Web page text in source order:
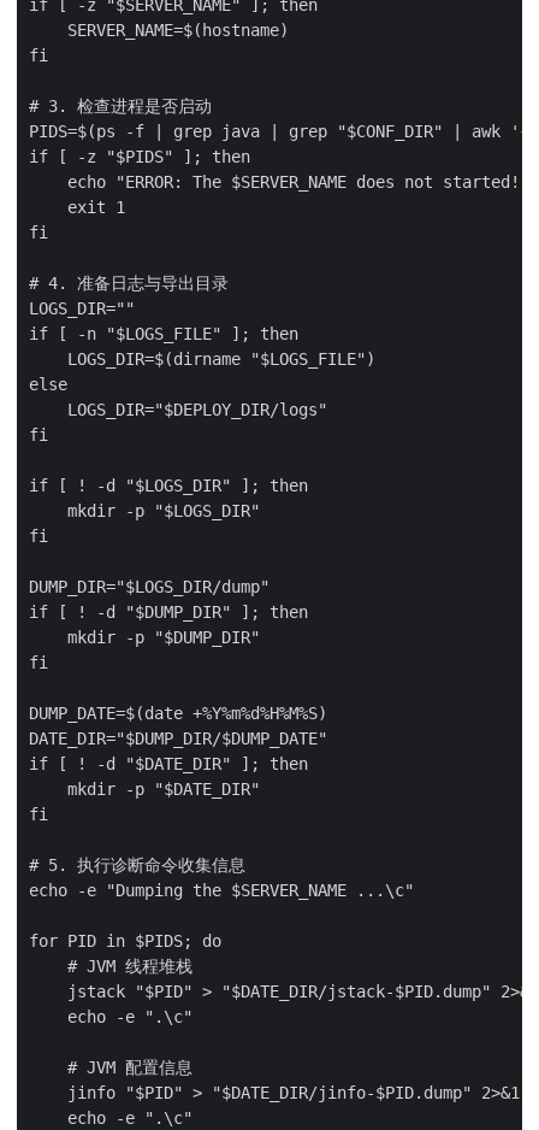
if [ -z "$SERVER_NAME" ]; then
    SERVER_NAME=$(hostname)
fi
# 3. 检查进程是否启动
PIDS=$(ps -f | grep java | grep "$CONF_DIR" | awk
if [ -z "$PIDS" ]; then
    echo "ERROR: The $SERVER_NAME does not started!"
    exit 1
fi
# 4. 准备日志与导出目录
LOGS_DIR=""
if [ -n "$LOGS_FILE" ]; then
    LOGS_DIR=$(dirname "$LOGS_FILE")
else
    LOGS_DIR="$DEPLOY_DIR/logs"
fi
if [ ! -d "$LOGS_DIR" ]; then
    mkdir -p "$LOGS_DIR"
fi
DUMP_DIR="$LOGS_DIR/dump"
if [ ! -d "$DUMP_DIR" ]; then
    mkdir -p "$DUMP_DIR"
fi
DUMP_DATE=$(date +%Y%m%d%H%M%S)
DATE_DIR="$DUMP_DIR/$DUMP_DATE"
if [ ! -d "$DATE_DIR" ]; then
    mkdir -p "$DATE_DIR"
fi
# 5. 执行诊断命令收集信息
echo -e "Dumping the $SERVER_NAME ...\c"
for PID in $PIDS; do
    # JVM 线程堆栈
    jstack "$PID" > "$DATE_DIR/jstack-$PID.dump" 2>&1
    echo -e ".\c"
    # JVM 配置信息
    jinfo "$PID" > "$DATE_DIR/jinfo-$PID.dump" 2>&1
    echo -e ".\c"